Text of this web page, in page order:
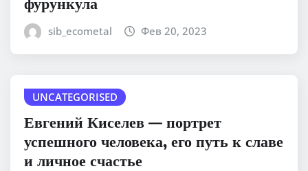
sib_ecometal Фев 20, 2023
UNCATEGORISED
Евгений Киселев — портрет
успешного человека, его путь к славе
и личное счастье